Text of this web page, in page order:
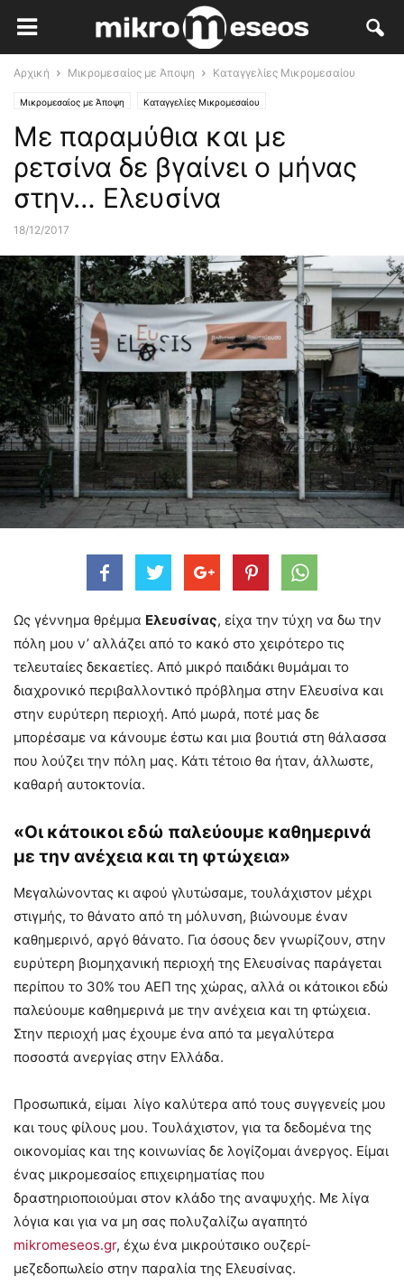
Αρχική Μικρομεσαίος με Άποψη Καταγγελίες Μικρομεσαίου
Μικρομεσαίος με Άποψη Καταγγελίες Μικρομεσαίου
Με παραμύθια και με
ρετσίνα δε βγαίνει ο μήνας
στην… Ελευσίνα
18/12/2017
Ως γέννημα θρέμμα Ελευσίνας, είχα την τύχη να δω την
πόλη μου ν’ αλλάζει από το κακό στο χειρότερο τις
τελευταίες δεκαετίες. Από μικρό παιδάκι θυμάμαι το
διαχρονικό περιβαλλοντικό πρόβλημα στην Ελευσίνα και
στην ευρύτερη περιοχή. Από μωρά, ποτέ μας δε
μπορέσαμε να κάνουμε έστω και μια βουτιά στη θάλασσα
που λούζει την πόλη μας. Κάτι τέτοιο θα ήταν, άλλωστε,
καθαρή αυτοκτονία.
«Οι κάτοικοι εδώ παλεύουμε καθημερινά
με την ανέχεια και τη φτώχεια»
Μεγαλώνοντας κι αφού γλυτώσαμε, τουλάχιστον μέχρι
στιγμής, το θάνατο από τη μόλυνση, βιώνουμε έναν
καθημερινό, αργό θάνατο. Για όσους δεν γνωρίζουν, στην
ευρύτερη βιομηχανική περιοχή της Ελευσίνας παράγεται
περίπου το 30% του ΑΕΠ της χώρας, αλλά οι κάτοικοι εδώ
παλεύουμε καθημερινά με την ανέχεια και τη φτώχεια.
Στην περιοχή μας έχουμε ένα από τα μεγαλύτερα
ποσοστά ανεργίας στην Ελλάδα.
Προσωπικά, είμαι λίγο καλύτερα από τους συγγενείς μου
και τους φίλους μου. Τουλάχιστον, για τα δεδομένα της
οικονομίας και της κοινωνίας δε λογίζομαι άνεργος. Είμαι
ένας μικρομεσαίος επιχειρηματίας που
δραστηριοποιούμαι στον κλάδο της αναψυχής. Με λίγα
λόγια και για να μη σας πολυζαλίζω αγαπητό
mikromeseos.gr, έχω ένα μικρούτσικο ουζερί-
μεζεδοπωλείο στην παραλία της Ελευσίνας.